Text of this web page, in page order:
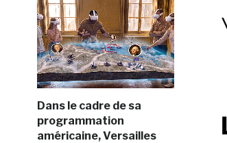
Dans le cadre de sa
programmation
américaine, Versailles